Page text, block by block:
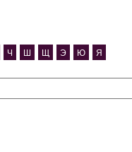
Ч Ш Щ Э Ю Я